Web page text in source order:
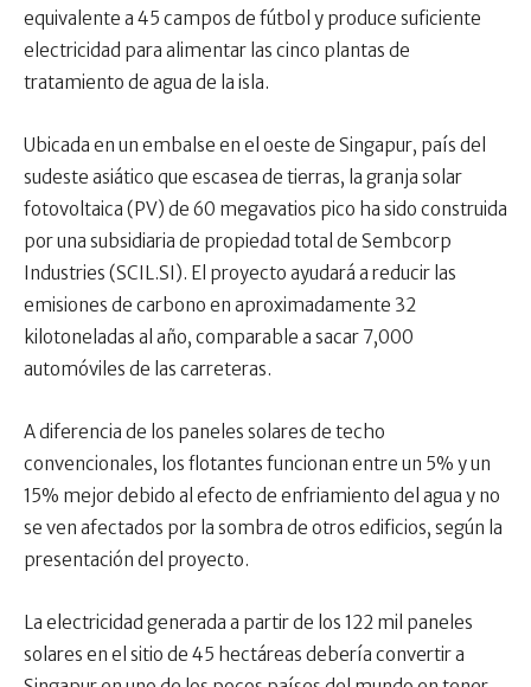
equivalente a 45 campos de fútbol y produce suficiente
electricidad para alimentar las cinco plantas de
tratamiento de agua de la isla.
Ubicada en un embalse en el oeste de Singapur, país del
sudeste asiático que escasea de tierras, la granja solar
fotovoltaica (PV) de 60 megavatios pico ha sido construida
por una subsidiaria de propiedad total de Sembcorp
Industries (SCIL.SI). El proyecto ayudará a reducir las
emisiones de carbono en aproximadamente 32
kilotoneladas al año, comparable a sacar 7,000
automóviles de las carreteras.
A diferencia de los paneles solares de techo
convencionales, los flotantes funcionan entre un 5% y un
15% mejor debido al efecto de enfriamiento del agua y no
se ven afectados por la sombra de otros edificios, según la
presentación del proyecto.
La electricidad generada a partir de los 122 mil paneles
solares en el sitio de 45 hectáreas debería convertir a